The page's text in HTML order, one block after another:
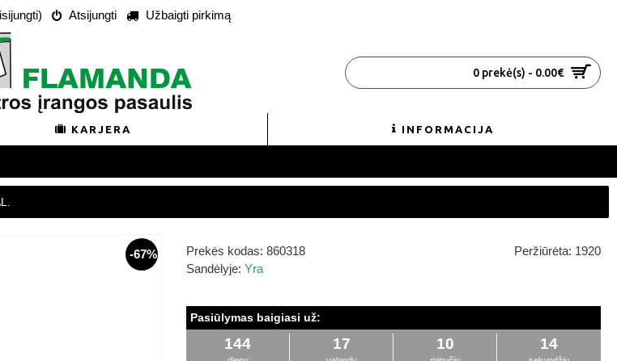
Atsijungti Užbaigti pirkimą
0 prekė(s) - 0.00€
KARJERA INFORMACIJA
-67% Peržiūrėta: 1920
Prekės kodas: 860318
Sandėlyje: Yra
Pasiūlymas baigiasi už:
144 17 10 14